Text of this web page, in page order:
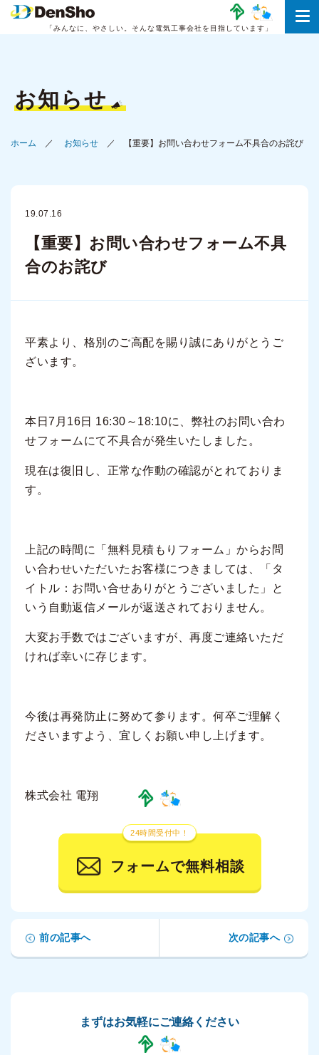
「みんなに、やさしい。 そんな電気工事会社を目指しています」
お知らせ
ホーム お知らせ 【重要】お問い合わせフォーム不具合のお詫び
19.07.16
【重要】お問い合わせフォーム不具
合のお詫び
平素より、格別のご高配を賜り誠にありがとうご
ざいます。
本日7月16日 16:30～18:10に、弊社のお問い合わ
せフォームにて不具合が発生いたしました。
現在は復旧し、正常な作動の確認がとれておりま
す。
上記の時間に「無料見積もりフォーム」からお問
い合わせいただいたお客様につきましては、「タ
イトル：お問い合せありがとうございました」と
いう自動返信メールが返送されておりません。
大変お手数ではございますが、再度ご連絡いただ
ければ幸いに存じます。
今後は再発防止に努めて参ります。何卒ご理解く
ださいますよう、宜しくお願い申し上げます。
株式会社 電翔
24時間受付中！
フォームで無料相談
前の記事へ 次の記事へ
まずはお気軽にご連絡ください